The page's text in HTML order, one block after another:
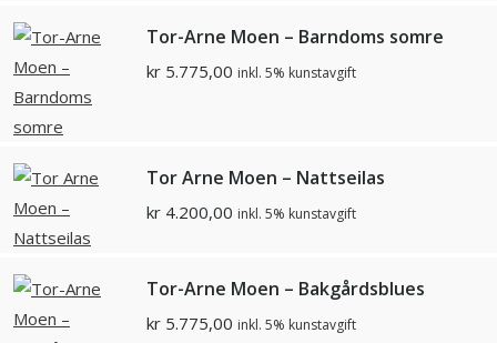
Tor-Arne Moen – Barndoms somre
kr 5.775,00 inkl. 5% kunstavgift
Tor Arne Moen – Nattseilas
kr 4.200,00 inkl. 5% kunstavgift
Tor-Arne Moen – Bakgårdsblues
kr 5.775,00 inkl. 5% kunstavgift